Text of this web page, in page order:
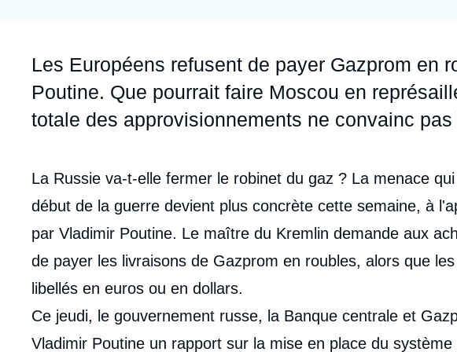
Podcast
Afrique du
Accroche
Les Européens refusent de payer Gazprom en
Poutine. Que pourrait faire Moscou en
totale des approvisionnements ne convainc
Contenu
intervention
médiatique
La Russie va-t-elle fermer le robinet du gaz ? La menace
début de la guerre devient plus concrète cette semaine, à
par Vladimir Poutine. Le maître du Kremlin demande aux
de payer les livraisons de Gazprom en roubles, alors que
libellés en euros ou en dollars.
Ce jeudi, le gouvernement russe, la Banque centrale et
Vladimir Poutine un rapport sur la mise en place du